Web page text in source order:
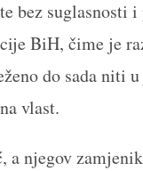
bez suglasnosti
BiH, čime je
do sada niti
vlast.
a njegov